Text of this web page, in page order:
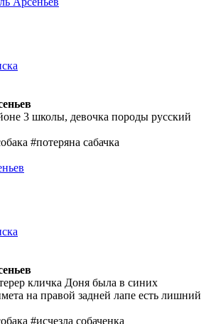
3 школы, девочка породы русский
#потеряна сабачка
кличка Доня была в синих
на правой задней лапе есть лишний
#исчезла собаченка